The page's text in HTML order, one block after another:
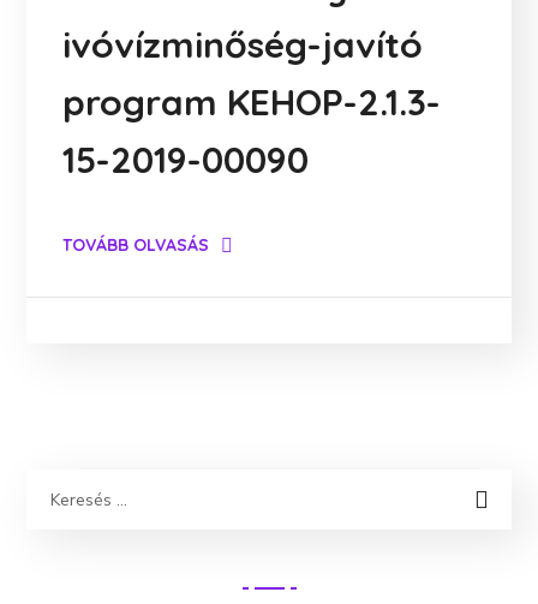
ivóvízminőség-javító
program KEHOP-2.1.3-
15-2019-00090
TOVÁBB OLVASÁS